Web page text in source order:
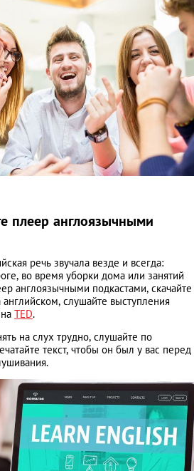
плеер англоязычными
речь звучала везде и всегда:
во время уборки дома или занятий
англоязычными подкастами, скачайте
английском, слушайте выступления
TED.
на слух трудно, слушайте по
текст, чтобы он был у вас перед